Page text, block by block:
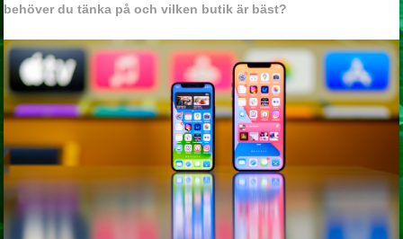
behöver du tänka på och vilken butik är bäst?